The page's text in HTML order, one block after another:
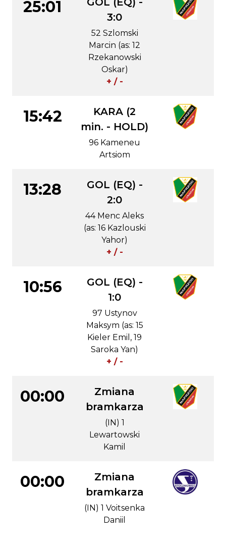
25:01
3:0
52 Szlomski
Marcin (as: 12
Rzekanowski
Oskar)
+ / -
15:42
KARA (2
min. - HOLD)
96 Kameneu
Artsiom
13:28
GOL (EQ) -
2:0
44 Menc Aleks
(as: 16 Kazlouski
Yahor)
+ / -
10:56
GOL (EQ) -
1:0
97 Ustynov
Maksym (as: 15
Kieler Emil, 19
Saroka Yan)
+ / -
00:00
Zmiana
bramkarza
(IN) 1
Lewartowski
Kamil
00:00
Zmiana
bramkarza
(IN) 1 Voitsenka
Daniil